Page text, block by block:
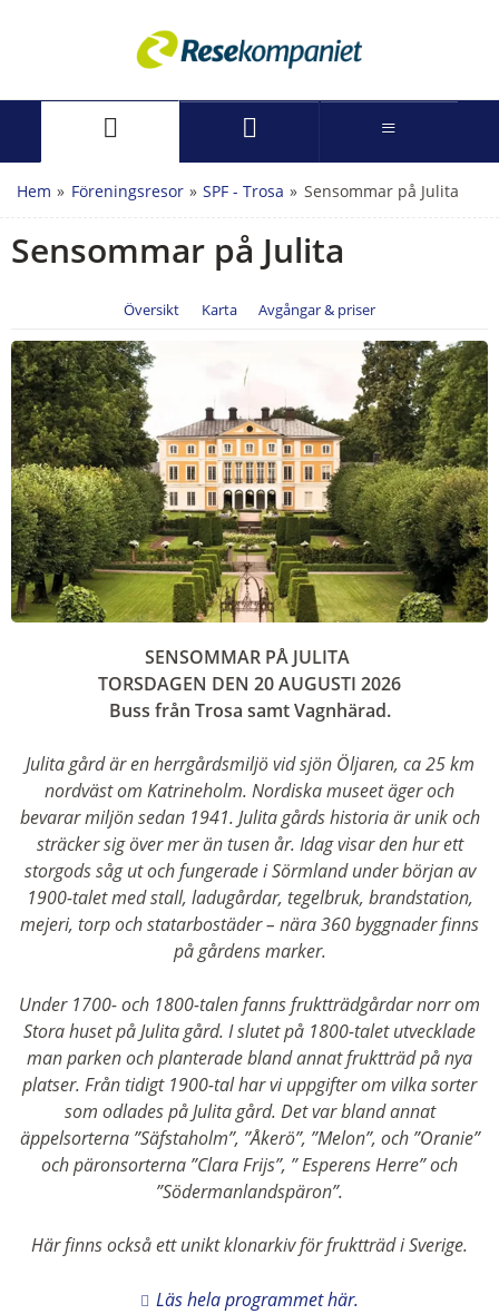
Hem » Föreningsresor » SPF - Trosa » Sensommar på Julita
Sensommar på Julita
Översikt Karta Avgångar & priser
SENSOMMAR PÅ JULITA
TORSDAGEN DEN 20 AUGUSTI 2026
Buss från Trosa samt Vagnhärad.
Julita gård är en herrgårdsmiljö vid sjön Öljaren, ca 25 km
nordväst om Katrineholm. Nordiska museet äger och
bevarar miljön sedan 1941. Julita gårds historia är unik och
sträcker sig över mer än tusen år. Idag visar den hur ett
storgods såg ut och fungerade i Sörmland under början av
1900-talet med stall, ladugårdar, tegelbruk, brandstation,
mejeri, torp och statarbostäder – nära 360 byggnader finns
på gårdens marker.
Under 1700- och 1800-talen fanns fruktträdgårdar norr om
Stora huset på Julita gård. I slutet på 1800-talet utvecklade
man parken och planterade bland annat fruktträd på nya
platser. Från tidigt 1900-tal har vi uppgifter om vilka sorter
som odlades på Julita gård. Det var bland annat
äppelsorterna ”Säfstaholm”, ”Åkerö”, ”Melon”, och ”Oranie”
och päronsorterna ”Clara Frijs”, ” Esperens Herre” och
”Södermanlandspäron”.
Här finns också ett unikt klonarkiv för fruktträd i Sverige.
Läs hela programmet här.